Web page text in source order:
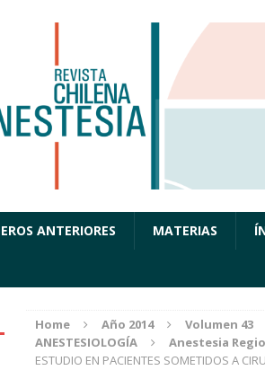
ANTERIORES MATERIAS
Home Año 2014 Volumen 43
ANESTESIOLOGÍA
Anestesia
ESTUDIO EN PACIENTES SOMETIDOS A